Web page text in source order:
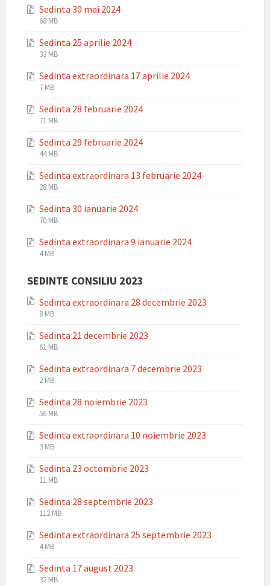
zip
Sedinta 30 mai 2024
File
zip
File
68 MB
Sedinta 25 aprilie 2024
File
zip
File
33 MB
Sedinta extraordinara 17 aprilie 2024
File
zip
File
7 MB
Sedinta 28 februarie 2024
File
zip
File
71 MB
Sedinta 29 februarie 2024
File
zip
File
44 MB
Sedinta extraordinara 13 februarie 2024
File
zip
File
28 MB
Sedinta 30 ianuarie 2024
File
zip
File
70 MB
Sedinta extraordinara 9 ianuarie 2024
File
zip
File
4 MB
SEDINTE CONSILIU 2023
Sedinta extraordinara 28 decembrie 2023
File
zip
File
8 MB
Sedinta 21 decembrie 2023
File
zip
File
61 MB
Sedinta extraordinara 7 decembrie 2023
File
zip
File
2 MB
Sedinta 28 noiembrie 2023
File
zip
File
56 MB
Sedinta extraordinara 10 noiembrie 2023
File
zip
File
3 MB
Sedinta 23 octombrie 2023
File
zip
File
11 MB
Sedinta 28 septembrie 2023
File
zip
File
112 MB
Sedinta extraordinara 25 septembrie 2023
File
zip
File
4 MB
Sedinta 17 august 2023
File
File
32 MB